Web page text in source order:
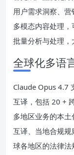
用户需求洞察、
多模态内容处理
批量分析与处理，
全球化多语
Claude Opus 4.7
互译，包括 20 +
多地区业务的本
互译、当地合规
球各地区的法律